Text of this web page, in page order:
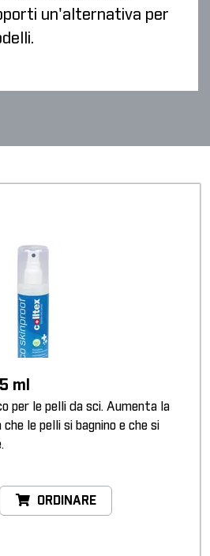
un'alternativa per
ml
per le pelli da sci. Aumenta la
le pelli si bagnino e che si
ORDINARE